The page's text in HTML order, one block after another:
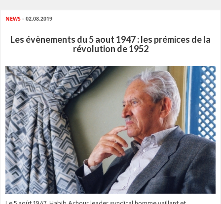
NEWS - 02.08.2019
Les évènements du 5 aout 1947 : les prémices de la
révolution de 1952